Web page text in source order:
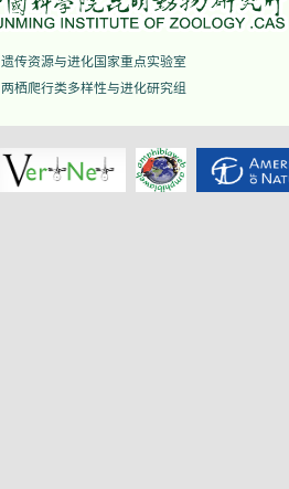
遗传资源与进化国家重点实验室
两栖爬行类多样性与进化研究组